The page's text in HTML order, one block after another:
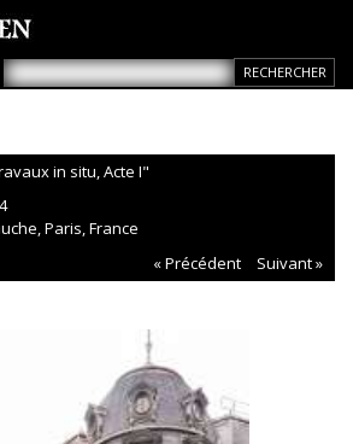
in situ, Acte I"
Paris, France
« Précédent
Suivant »